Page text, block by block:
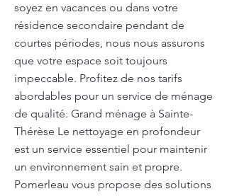
soyez en vacances ou dans votre
résidence secondaire pendant de
courtes périodes, nous nous assurons
que votre espace soit toujours
impeccable. Profitez de nos tarifs
abordables pour un service de ménage
de qualité. Grand ménage à Sainte-
Thérèse Le nettoyage en profondeur
est un service essentiel pour maintenir
un environnement sain et propre.
Pomerleau vous propose des solutions